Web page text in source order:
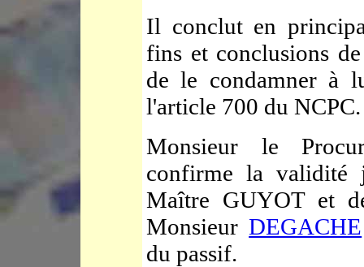
Il conclut en
fins et conclusions
de le condamner à
l'article 700 du NCPC.
Monsieur le
confirme la validité
Maître GUYOT et
MonsieurDEGACHE
du passif.